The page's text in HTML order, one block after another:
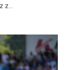
z...